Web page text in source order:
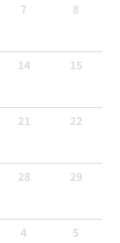
7 8
14 15
21 22
28 29
4 5